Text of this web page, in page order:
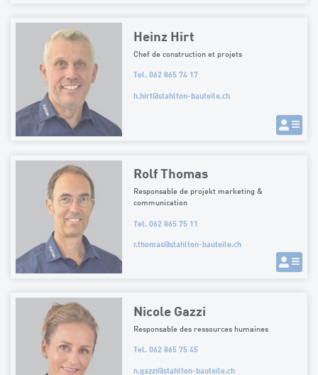
Heinz Hirt
Chef de construction et projets
Tel. 062 865 74 17
h.hirt@stahlton-bauteile.ch
Rolf Thomas
Responsable de projekt marketing &
communication
Tel. 062 865 75 11
r.thomas@stahlton-bauteile.ch
Nicole Gazzi
Responsable des ressources humaines
Tel. 062 865 75 45
n.gazzi@stahlton-bauteile.ch